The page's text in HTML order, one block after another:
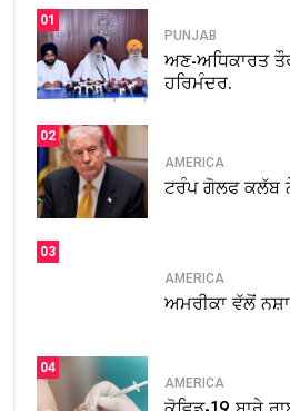
01
PUNJAB
ਅਣ-ਅਧਿਕਾਰਤ
ਹਰਿਮੰਦਰ.
02
AMERICA
ਟਰੰਪ ਗੋਲਫ ਕਲੱਬ
03
AMERICA
ਅਮਰੀਕਾ ਵੱਲੋਂ
04
AMERICA